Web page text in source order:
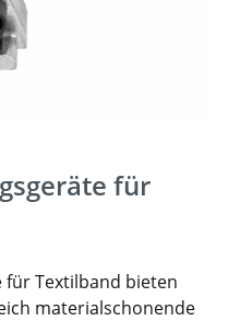
für
Textilband bieten
materialschonende